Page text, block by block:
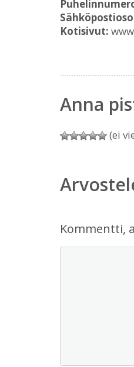
Kotisivut:
Anna
(ei
Kommentti,